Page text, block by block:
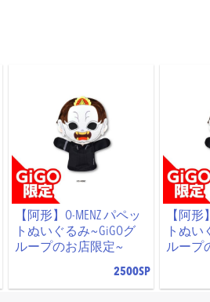
【阿形】O-MENZ パペッ
トぬいぐるみ~GiGOグ
ループのお店限定~
2500SP
【阿形
トぬい
ループ